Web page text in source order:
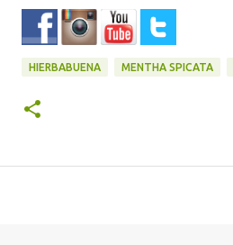
HIERBABUENA MENTHA SPICATA